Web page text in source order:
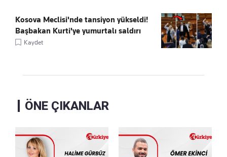
Kosova Meclisi'nde tansiyon yükseldi!
Başbakan Kurti'ye yumurtalı saldırı
Kaydet
ÖNE ÇIKANLAR